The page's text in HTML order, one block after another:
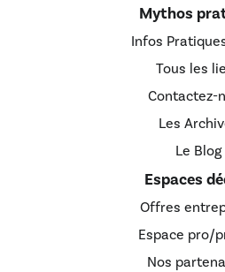
Mythos
Infos
Tous les
Contactez-
Les
Le Blog
Espaces
Offres
Espace pro/
Nos